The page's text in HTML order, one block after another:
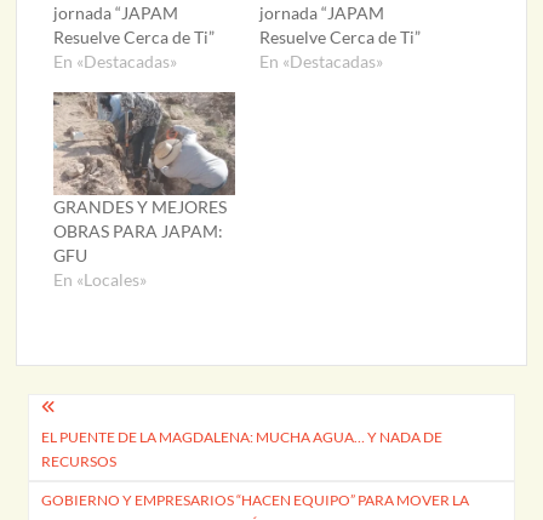
jornada “JAPAM
Resuelve Cerca de Ti”
En «Destacadas»
jornada “JAPAM
Resuelve Cerca de Ti”
En «Destacadas»
GRANDES Y MEJORES
OBRAS PARA JAPAM:
GFU
En «Locales»
Navegación
de
entradas
EL PUENTE DE LA MAGDALENA: MUCHA AGUA… Y NADA DE
RECURSOS
GOBIERNO Y EMPRESARIOS “HACEN EQUIPO” PARA MOVER LA